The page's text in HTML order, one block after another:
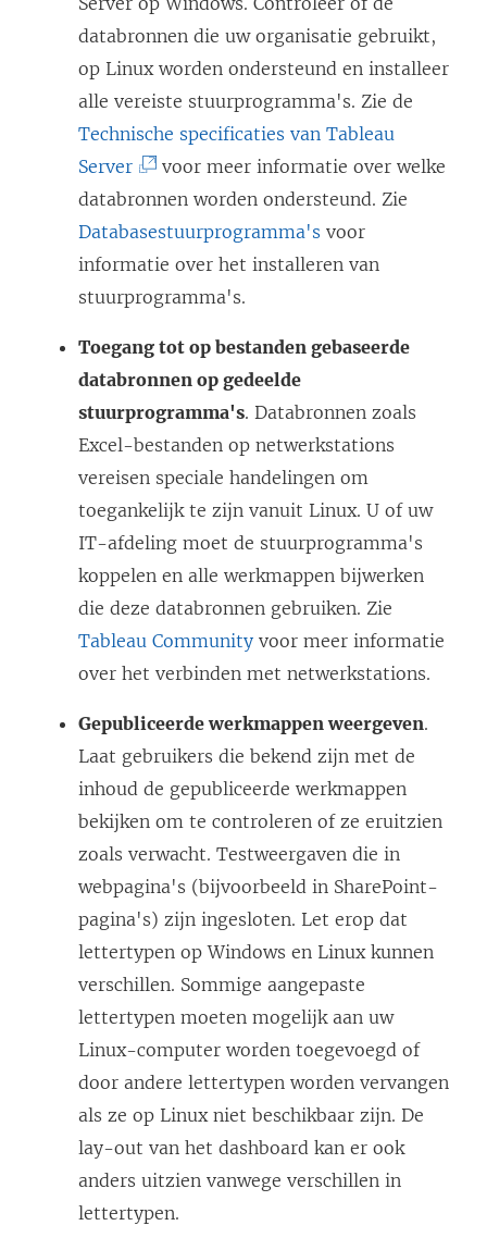
databronnen die uw organisatie gebruikt,
op Linux worden ondersteund en installeer
alle vereiste stuurprogramma's. Zie de
Technische specificaties van Tableau
Server(
L
i
n
k
e
u
w
v
e
n
s
t
e
r
g
e
o
p
e
n
voor meer informatie over welke
databronnen worden ondersteund. Zie
Databasestuurprogramma's voor
informatie over het installeren van
stuurprogramma's.
Toegang tot op bestanden gebaseerde
databronnen op gedeelde
stuurprogramma's. Databronnen zoals
Excel-bestanden op netwerkstations
vereisen speciale handelingen om
toegankelijk te zijn vanuit Linux. U of uw
IT-afdeling moet de stuurprogramma's
koppelen en alle werkmappen bijwerken
die deze databronnen gebruiken. Zie
Tableau Community voor meer informatie
over het verbinden met netwerkstations.
Gepubliceerde werkmappen weergeven.
Laat gebruikers die bekend zijn met de
inhoud de gepubliceerde werkmappen
bekijken om te controleren of ze eruitzien
zoals verwacht. Testweergaven die in
webpagina's (bijvoorbeeld in SharePoint-
pagina's) zijn ingesloten. Let erop dat
lettertypen op Windows en Linux kunnen
verschillen. Sommige aangepaste
lettertypen moeten mogelijk aan uw
Linux-computer worden toegevoegd of
door andere lettertypen worden vervangen
als ze op Linux niet beschikbaar zijn. De
lay-out van het dashboard kan er ook
anders uitzien vanwege verschillen in
lettertypen.